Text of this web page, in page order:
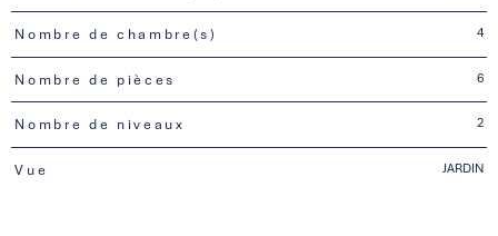
Nombre de chambre(s) 4
Nombre de pièces 6
Nombre de niveaux 2
Vue JARDIN